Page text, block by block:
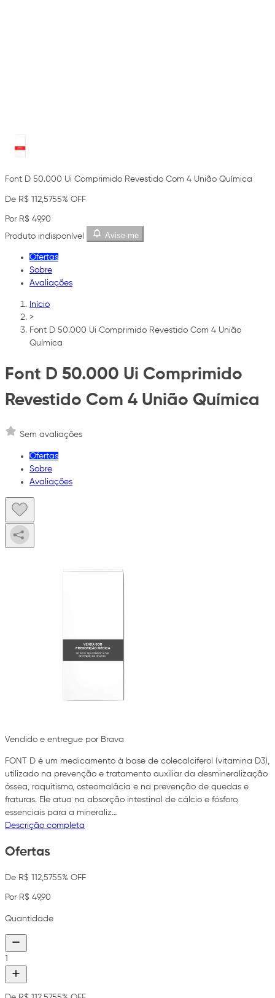
Font D 50.000 Ui Comprimido Revestido Com 4 União Química
De R$ 112,5755% OFF
Por R$ 49,90
Produto indisponível
Avise-me
Ofertas
Sobre
Avaliações
Início
>
Font D 50.000 Ui Comprimido Revestido Com 4 União
Química
Font D 50.000 Ui Comprimido
Revestido Com 4 União Química
Sem avaliações
Ofertas
Sobre
Avaliações
Vendido e entregue por Brava
FONT D é um medicamento à base de colecalciferol (vitamina D3),
utilizado na prevenção e tratamento auxiliar da desmineralização
óssea, raquitismo, osteomalácia e na prevenção de quedas e
fraturas. Ele atua na absorção intestinal de cálcio e fósforo,
essenciais para a mineraliz…
Descrição completa
Ofertas
De R$ 112,5755% OFF
Por R$ 49,90
Quantidade
1